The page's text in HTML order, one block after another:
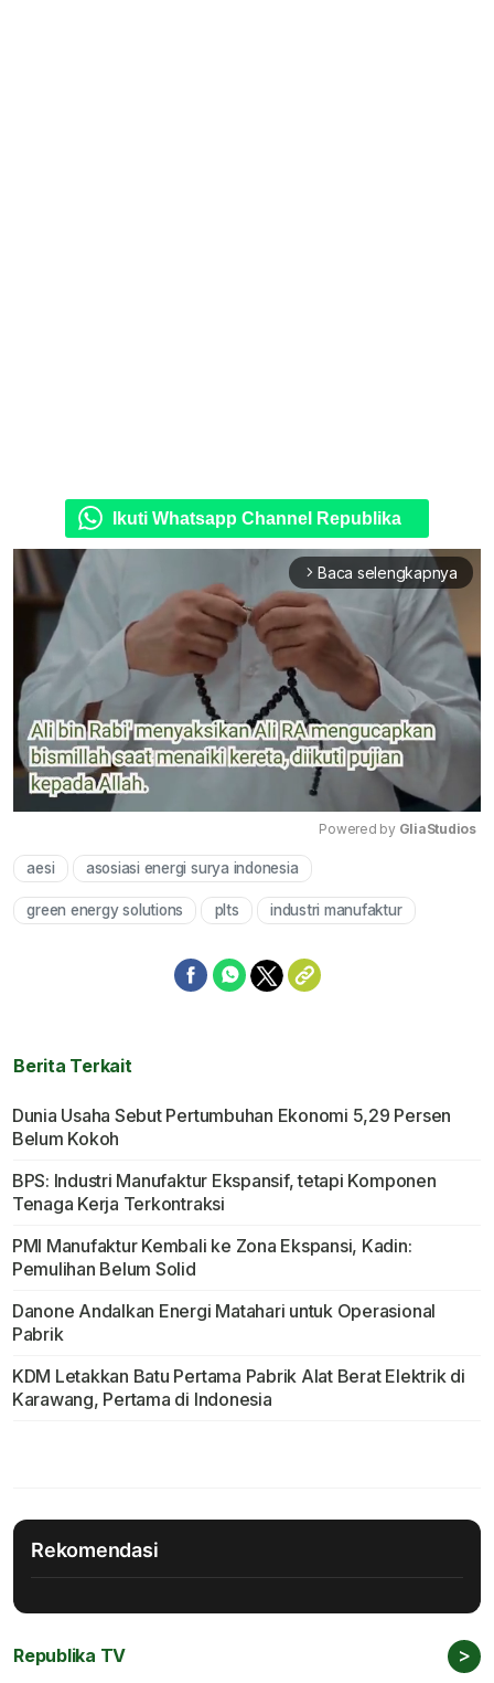
Ikuti Whatsapp Channel Republika
arrow_forward_ios Baca selengkapnya
Powered by GliaStudios
aesi asosiasi energi surya indonesia
green energy solutions plts industri manufaktur
Berita Terkait
Dunia Usaha Sebut Pertumbuhan Ekonomi 5,29 Persen
Belum Kokoh
BPS: Industri Manufaktur Ekspansif, tetapi Komponen
Tenaga Kerja Terkontraksi
PMI Manufaktur Kembali ke Zona Ekspansi, Kadin:
Pemulihan Belum Solid
Danone Andalkan Energi Matahari untuk Operasional
Pabrik
KDM Letakkan Batu Pertama Pabrik Alat Berat Elektrik di
Karawang, Pertama di Indonesia
Rekomendasi
Republika TV >